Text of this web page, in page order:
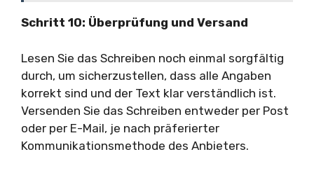
Schritt 10: Überprüfung und Versand
Lesen Sie das Schreiben noch einmal sorgfältig
durch, um sicherzustellen, dass alle Angaben
korrekt sind und der Text klar verständlich ist.
Versenden Sie das Schreiben entweder per Post
oder per E-Mail, je nach präferierter
Kommunikationsmethode des Anbieters.